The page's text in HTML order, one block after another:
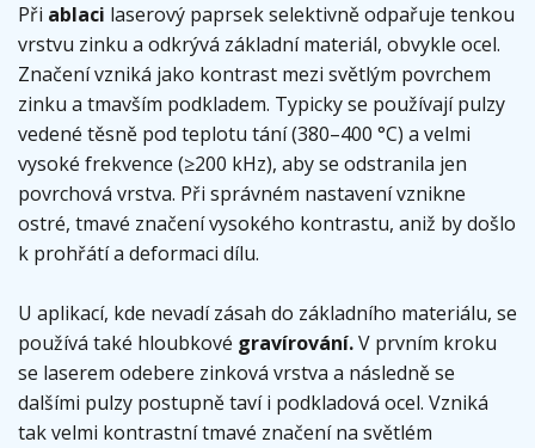
Při ablaci laserový paprsek selektivně odpařuje tenkou
vrstvu zinku a odkrývá základní materiál, obvykle ocel.
Značení vzniká jako kontrast mezi světlým povrchem
zinku a tmavším podkladem. Typicky se používají pulzy
vedené těsně pod teplotu tání (380–400 °C) a velmi
vysoké frekvence (≥200 kHz), aby se odstranila jen
povrchová vrstva. Při správném nastavení vznikne
ostré, tmavé značení vysokého kontrastu, aniž by došlo
k prohřátí a deformaci dílu.
U aplikací, kde nevadí zásah do základního materiálu, se
používá také hloubkové gravírování.V prvním kroku
se laserem odebere zinková vrstva a následně se
dalšími pulzy postupně taví i podkladová ocel. Vzniká
tak velmi kontrastní tmavé značení na světlém